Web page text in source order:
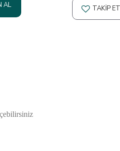
AL TAKIP ET